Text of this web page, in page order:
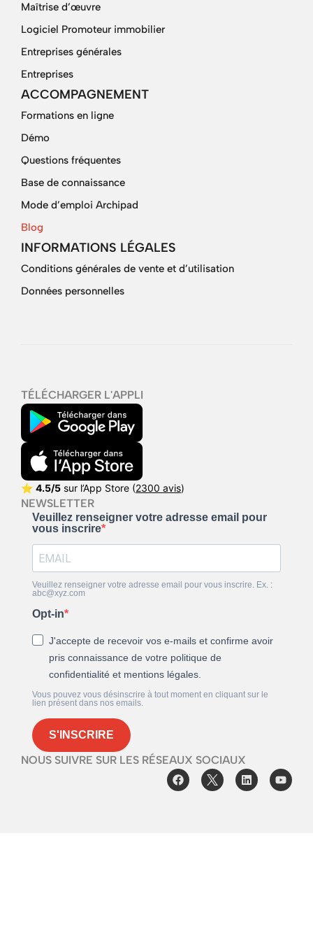
Maîtrise d’œuvre
Logiciel Promoteur immobilier
Entreprises générales
Entreprises
ACCOMPAGNEMENT
Formations en ligne
Démo
Questions fréquentes
Base de connaissance
Mode d’emploi Archipad
Blog
INFORMATIONS LÉGALES
Conditions générales de vente et d’utilisation
Données personnelles
TÉLÉCHARGER L'APPLI
⭐ 4.5/5 sur l’App Store (2300 avis)
NEWSLETTER
Veuillez renseigner votre adresse email pour
vous inscrire
Veuillez renseigner votre adresse email pour vous inscrire. Ex. :
abc@xyz.com
Opt-in
J'accepte de recevoir vos e-mails et confirme avoir
pris connaissance de votre politique de
confidentialité et mentions légales.
Vous pouvez vous désinscrire à tout moment en cliquant sur le
lien présent dans nos emails.
S'INSCRIRE
NOUS SUIVRE SUR LES RÉSEAUX SOCIAUX